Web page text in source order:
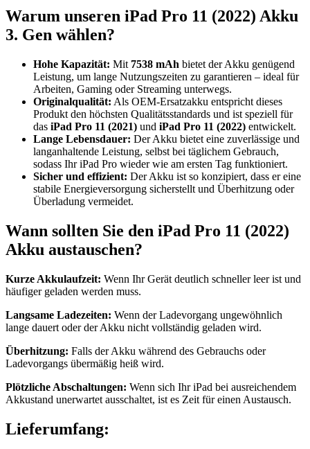
Warum unseren iPad Pro 11 (2022) Akku
3. Gen wählen?
Hohe Kapazität: Mit 7538 mAh bietet der Akku genügend
Leistung, um lange Nutzungszeiten zu garantieren – ideal für
Arbeiten, Gaming oder Streaming unterwegs.
Originalqualität: Als OEM-Ersatzakku entspricht dieses
Produkt den höchsten Qualitätsstandards und ist speziell für
das iPad Pro 11 (2021) und iPad Pro 11 (2022) entwickelt.
Lange Lebensdauer: Der Akku bietet eine zuverlässige und
langanhaltende Leistung, selbst bei täglichem Gebrauch,
sodass Ihr iPad Pro wieder wie am ersten Tag funktioniert.
Sicher und effizient: Der Akku ist so konzipiert, dass er eine
stabile Energieversorgung sicherstellt und Überhitzung oder
Überladung vermeidet.
Wann sollten Sie den iPad Pro 11 (2022)
Akku austauschen?
Kurze Akkulaufzeit: Wenn Ihr Gerät deutlich schneller leer ist und
häufiger geladen werden muss.
Langsame Ladezeiten: Wenn der Ladevorgang ungewöhnlich
lange dauert oder der Akku nicht vollständig geladen wird.
Überhitzung: Falls der Akku während des Gebrauchs oder
Ladevorgangs übermäßig heiß wird.
Plötzliche Abschaltungen: Wenn sich Ihr iPad bei ausreichendem
Akkustand unerwartet ausschaltet, ist es Zeit für einen Austausch.
Lieferumfang: